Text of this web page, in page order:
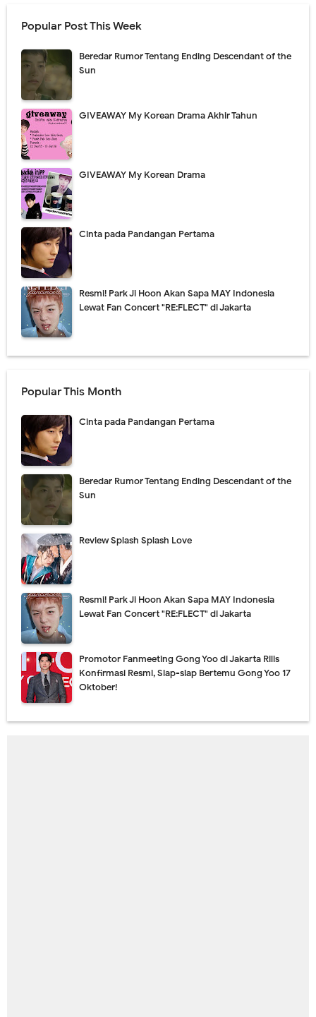
Popular Post This Week
Beredar Rumor Tentang Ending Descendant of the
Sun
GIVEAWAY My Korean Drama Akhir Tahun
GIVEAWAY My Korean Drama
Cinta pada Pandangan Pertama
Resmi! Park Ji Hoon Akan Sapa MAY Indonesia
Lewat Fan Concert "RE:FLECT" di Jakarta
Popular This Month
Cinta pada Pandangan Pertama
Beredar Rumor Tentang Ending Descendant of the
Sun
Review Splash Splash Love
Resmi! Park Ji Hoon Akan Sapa MAY Indonesia
Lewat Fan Concert "RE:FLECT" di Jakarta
Promotor Fanmeeting Gong Yoo di Jakarta Rilis
Konfirmasi Resmi, Siap-siap Bertemu Gong Yoo 17
Oktober!